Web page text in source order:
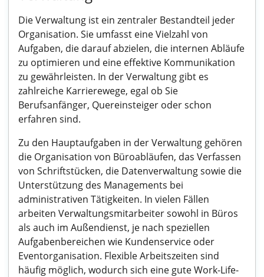
Die Verwaltung ist ein zentraler Bestandteil jeder
Organisation. Sie umfasst eine Vielzahl von
Aufgaben, die darauf abzielen, die internen Abläufe
zu optimieren und eine effektive Kommunikation
zu gewährleisten. In der Verwaltung gibt es
zahlreiche Karrierewege, egal ob Sie
Berufsanfänger, Quereinsteiger oder schon
erfahren sind.
Zu den Hauptaufgaben in der Verwaltung gehören
die Organisation von Büroabläufen, das Verfassen
von Schriftstücken, die Datenverwaltung sowie die
Unterstützung des Managements bei
administrativen Tätigkeiten. In vielen Fällen
arbeiten Verwaltungsmitarbeiter sowohl in Büros
als auch im Außendienst, je nach speziellen
Aufgabenbereichen wie Kundenservice oder
Eventorganisation. Flexible Arbeitszeiten sind
häufig möglich, wodurch sich eine gute Work-Life-